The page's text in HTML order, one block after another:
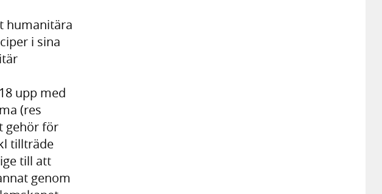
humanitära
i sina
upp med
(res
gehör för
tillträde
till att
genom